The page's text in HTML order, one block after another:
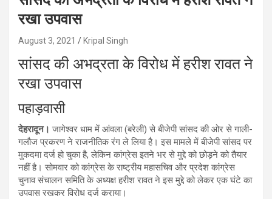
रखा उपवास
August 3, 2021 Kripal Singh
सांसद की अभद्रता के विरोध में हरीश रावत ने
रखा उपवास
पहाड़वासी
देहरादून। जागेश्वर धाम में आंवला (बरेली) से बीजेपी सांसद की ओर से गाली-
गलौज प्रकरण ने राजनीतिक रंग ले लिया है। इस मामले में बीजेपी सांसद पर
मुकदमा दर्ज हो चुका है, लेकिन कांग्रेस इतने भर से मुद्दे को छोड़ने को तैयार
नहीं है। सोमवार को कांग्रेस के राष्ट्रीय महासचिव और प्रदेश कांग्रेस
चुनाव संचालन समिति के अध्यक्ष हरीश रावत ने इस मुद्दे को लेकर एक घंटे का
उपवास रखकर विरोध दर्ज कराया।